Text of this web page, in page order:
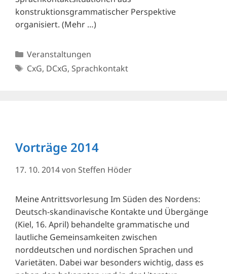
konstruktionsgrammatischer Perspektive
organisiert. (Mehr …)
Kategorien
Veranstaltungen
Schlagwörter
CxG, DCxG, Sprachkontakt
Vorträge 2014
17. 10. 2014von Steffen Höder
Meine Antrittsvorlesung Im Süden des Nordens:
Deutsch-skandinavische Kontakte und Übergänge
(Kiel, 16. April) behandelte grammatische und
lautliche Gemeinsamkeiten zwischen
norddeutschen und nordischen Sprachen und
Varietäten. Dabei war besonders wichtig, dass es